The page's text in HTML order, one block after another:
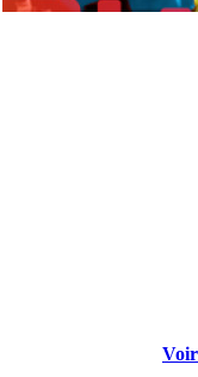
Voir